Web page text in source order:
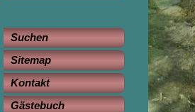
Suchen
Sitemap
Kontakt
Gästebuch